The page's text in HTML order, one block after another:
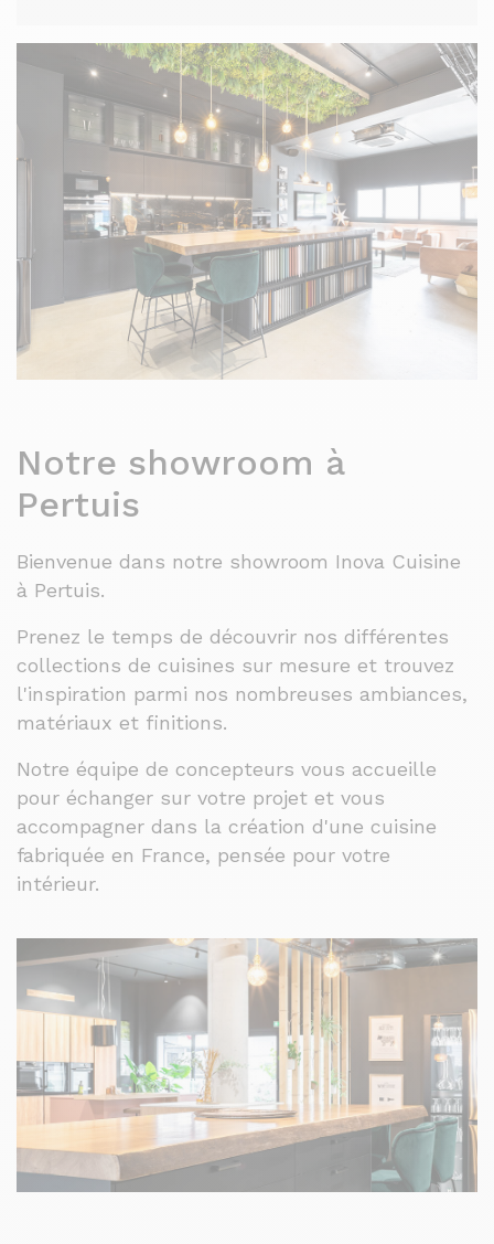
Notre showroom à
Pertuis
Bienvenue dans notre showroom Inova Cuisine
à Pertuis.
Prenez le temps de découvrir nos différentes
collections de cuisines sur mesure et trouvez
l'inspiration parmi nos nombreuses ambiances,
matériaux et finitions.
Notre équipe de concepteurs vous accueille
pour échanger sur votre projet et vous
accompagner dans la création d'une cuisine
fabriquée en France, pensée pour votre
intérieur.